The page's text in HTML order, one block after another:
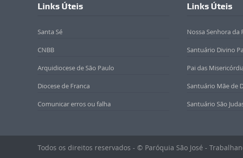
Links Úteis
Santa Sé
CNBB
Arquidiocese de São Paulo
Diocese de Franca
Comunicar erros ou falha
Links Úteis
Nossa Senhora da
Santuário Divino
Pai das
Santuário Mãe de
Santuário São
Todos os direitos reservados - © Paróquia São José -